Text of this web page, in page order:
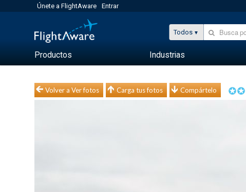
Únete a FlightAware Entrar
Todos
Productos Industrias
Volver a Ver fotos Carga tus fotos Compártelo